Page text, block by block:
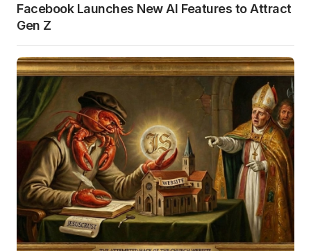
Facebook Launches New AI Features to Attract
Gen Z